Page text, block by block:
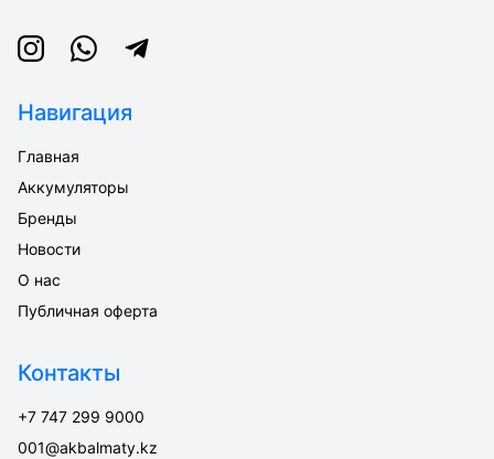
InstagramWhatsappTelegram
Навигация
Главная
Аккумуляторы
Бренды
Новости
О нас
Публичная оферта
Контакты
+7 747 299 9000
001@akbalmaty.kz